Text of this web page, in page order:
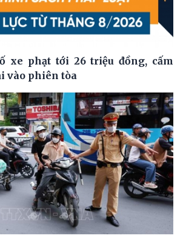
xe phạt tới 26 triệu đồng, cấm
vào phiên tòa